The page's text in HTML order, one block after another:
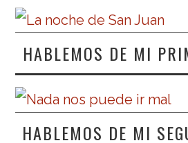
HABLEMOS DE MI
HABLEMOS DE MI